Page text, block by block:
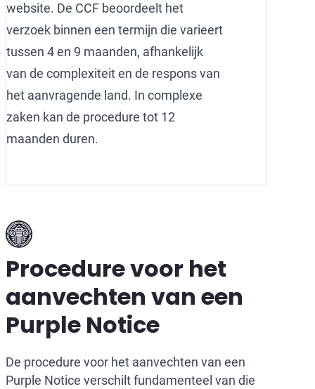
website. De CCF beoordeelt het
verzoek binnen een termijn die varieert
tussen 4 en 9 maanden, afhankelijk
van de complexiteit en de respons van
het aanvragende land. In complexe
zaken kan de procedure tot 12
maanden duren.
Procedure voor het
aanvechten van een
Purple Notice
De procedure voor het aanvechten van een
Purple Notice verschilt fundamenteel van die